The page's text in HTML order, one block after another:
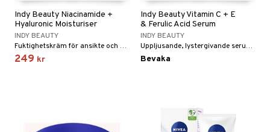
Indy Beauty Niacinamide +
Hyaluronic Moisturiser
INDY BEAUTY
Fuktighetskräm för ansikte och kropp från Indy Beauty
249 kr
Indy Beauty Vitamin C + E
& Ferulic Acid Serum
INDY BEAUTY
Uppljusande, lystergivande serum från Indy Beauty
Bevaka